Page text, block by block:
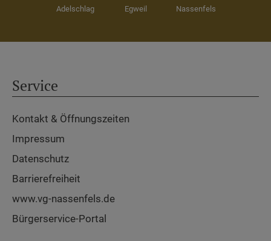
Adelschlag Egweil Nassenfels
Service
Kontakt & Öffnungszeiten
Impressum
Datenschutz
Barrierefreiheit
www.vg-nassenfels.de
Bürgerservice-Portal